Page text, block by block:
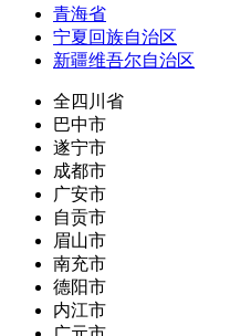
青海省
宁夏回族自治区
新疆维吾尔自治区
全四川省
巴中市
遂宁市
成都市
广安市
自贡市
眉山市
南充市
德阳市
内江市